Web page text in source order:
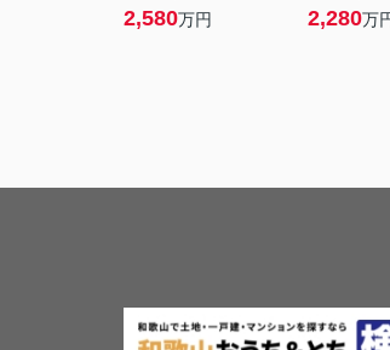
2,580万円 2,280万